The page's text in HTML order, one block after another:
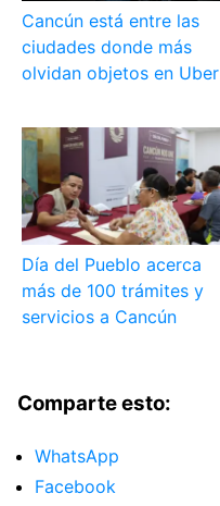
Cancún está entre las
ciudades donde más
olvidan objetos en Uber
Día del Pueblo acerca
más de 100 trámites y
servicios a Cancún
Comparte esto:
WhatsApp
Facebook